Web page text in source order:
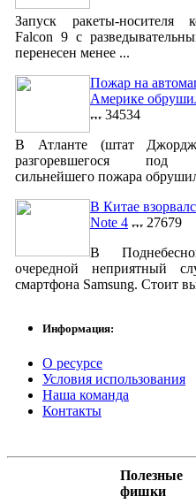
Запуск ракеты-носителя
Falcon 9 с
перенесен менее ...
Пожар на
Америке
34534
В Атланте (штат
разгоревшегося под
сильнейшего пожара
В Китае
Note 4
27679
В
очередной неприятный
смартфона Samsung. Стоит
Информация:
О ресурсе
Условия использования
Наша команда
Контакты
Полезные
фишки